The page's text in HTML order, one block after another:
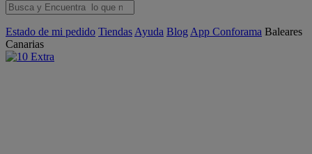
Estado de mi pedido Tiendas Ayuda Blog App Conforama Baleares
Canarias